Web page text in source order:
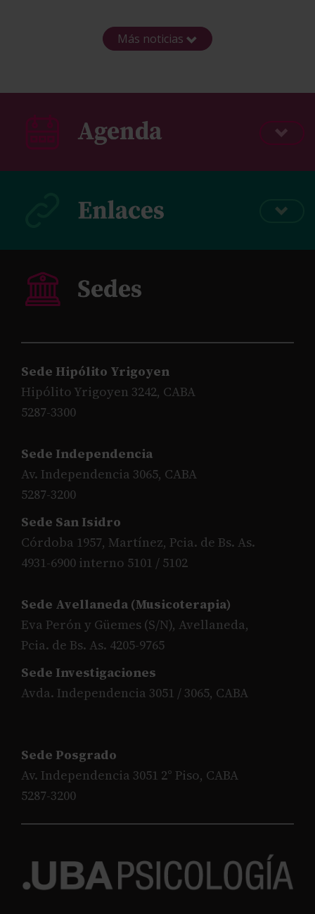
Más noticias
Sede Hipólito Yrigoyen
Hipólito Yrigoyen 3242, CABA
5287-3300
Sede Independencia
Av. Independencia 3065, CABA
5287-3200
Sede San Isidro
Córdoba 1957, Martínez, Pcia. de Bs. As.
4931-6900 interno 5101 / 5102
Sede Avellaneda (Musicoterapia)
Eva Perón y Güemes (S/N), Avellaneda,
Pcia. de Bs. As. 4205-9765
Sede Investigaciones
Avda. Independencia 3051 / 3065, CABA
Sede Posgrado
Av. Independencia 3051 2° Piso, CABA
5287-3200